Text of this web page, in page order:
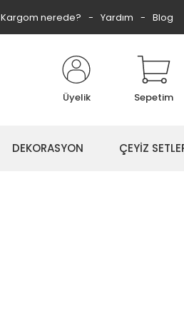
Kargom nerede? Yardım Blog
Üyelik Sepetim
DEKORASYON ÇEYİZ